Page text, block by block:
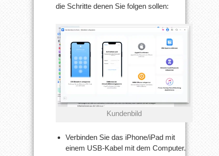
die Schritte denen Sie folgen sollen:
Kundenbild
Verbinden Sie das iPhone/iPad mit
einem USB-Kabel mit dem Computer.